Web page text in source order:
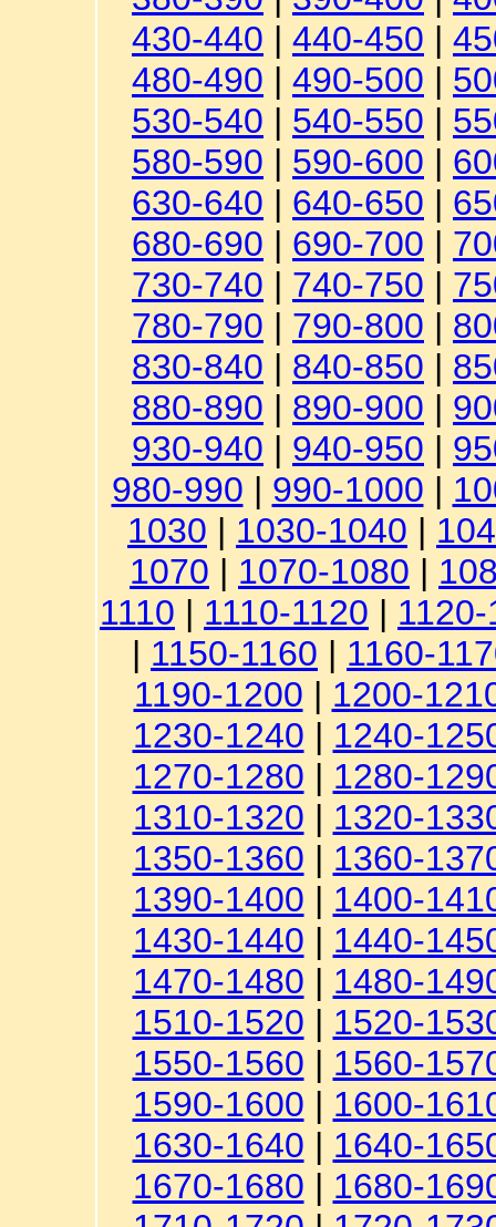
430-440 | 440-450 |
480-490 | 490-500 |
530-540 | 540-550 |
580-590 | 590-600 |
630-640 | 640-650 |
680-690 | 690-700 |
730-740 | 740-750 |
780-790 | 790-800 |
830-840 | 840-850 |
880-890 | 890-900 |
930-940 | 940-950 |
980-990 | 990-1000 |
1030 | 1030-1040 |
1070 | 1070-1080 |
1110 | 1110-1120 |
| 1150-1160 | 1160-
1190-1200 | 1200-
1230-1240 | 1240-
1270-1280 | 1280-
1310-1320 | 1320-
1350-1360 | 1360-
1390-1400 | 1400-
1430-1440 | 1440-
1470-1480 | 1480-
1510-1520 | 1520-
1550-1560 | 1560-
1590-1600 | 1600-
1630-1640 | 1640-
1670-1680 | 1680-